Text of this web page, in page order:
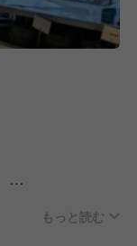
もっと読む